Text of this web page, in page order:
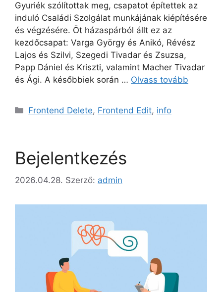
Gyuriék szólítottak meg, csapatot építettek az
induló Családi Szolgálat munkájának kiépítésére
és végzésére. Öt házaspárból állt ez az
kezdőcsapat: Varga György és Anikó, Révész
Lajos és Szilvi, Szegedi Tivadar és Zsuzsa,
Papp Dániel és Kriszti, valamint Macher Tivadar
és Ági. A későbbiek során … Olvass tovább
Kategória
Frontend Delete, Frontend Edit, info
Bejelentkezés
2026.04.28. Szerző: admin